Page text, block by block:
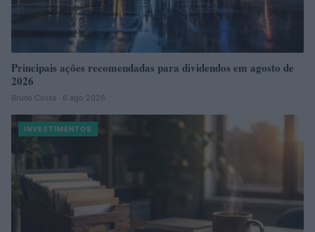
Principais ações recomendadas para dividendos em agosto de
2026
Bruno Costa · 6 ago 2026
INVESTIMENTOS